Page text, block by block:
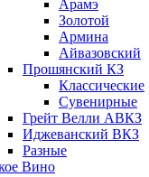
Арамэ
Золотой
Армина
Айвазовский
Прошянский КЗ
Классические
Сувенирные
Грейт Велли АВКЗ
Иджеванский ВКЗ
Разные
Вино